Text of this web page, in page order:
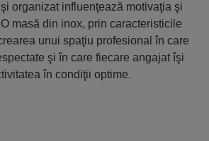
organizat influenţează motivaţia şi
masă din inox, prin caracteristicile
unui spaţiu profesional în care
şi în care fiecare angajat îşi
în condiţii optime.